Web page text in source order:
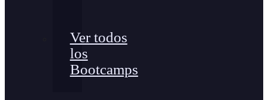
Ver todos
los
Bootcamps